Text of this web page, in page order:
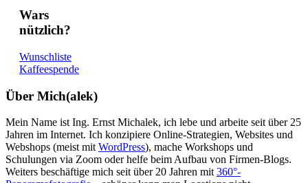
Wars
nützlich?
Wunschliste
Kaffeespende
Über Mich(alek)
Mein Name ist Ing. Ernst Michalek, ich lebe und arbeite seit über 25
Jahren im Internet. Ich konzipiere Online-Strategien, Websites und
Webshops (meist mitWordPress), mache Workshops und
Schulungen via Zoom oder helfe beim Aufbau von Firmen-Blogs.
Weiters beschäftige mich seit über 20 Jahren mit360°-